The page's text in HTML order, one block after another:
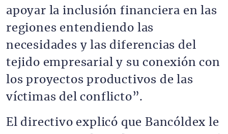
apoyar la inclusión financiera en las
regiones entendiendo las
necesidades y las diferencias del
tejido empresarial y su conexión con
los proyectos productivos de las
víctimas del conflicto”.
El directivo explicó que Bancóldex le